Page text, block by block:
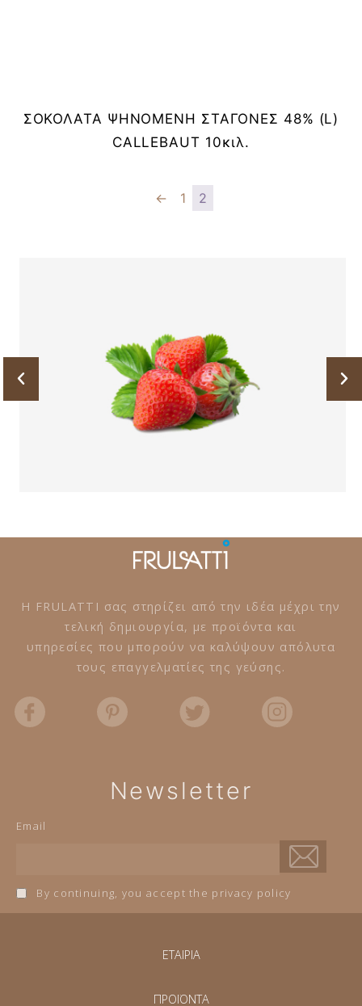
ΣΟΚΟΛΑΤΑ ΨΗΝΟΜΕΝΗ ΣΤΑΓΟΝΕΣ 48% (L)
CALLEBAUT 10κιλ.
← 1 2
Η FRULATTI σας στηρίζει από την ιδέα μέχρι την
τελική δημιουργία, με προϊόντα και
υπηρεσίες που μπορούν να καλύψουν απόλυτα
τους επαγγελματίες της γεύσης.
Newsletter
Email
By continuing, you accept the privacy policy
ΕΤΑΙΡΙΑ
ΠΡΟΪΟΝΤΑ